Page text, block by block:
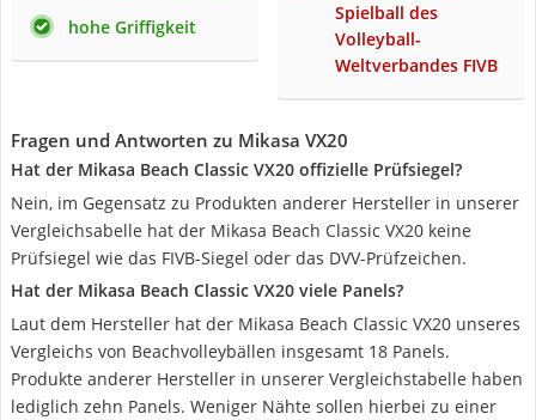
hohe Griffigkeit
Spielball des
Volleyball-
Weltverbandes FIVB
Fragen und Antworten zu Mikasa VX20
Hat der Mikasa Beach Classic VX20 offizielle Prüfsiegel?
Nein, im Gegensatz zu Produkten anderer Hersteller in unserer
Vergleichsabelle hat der Mikasa Beach Classic VX20 keine
Prüfsiegel wie das FIVB-Siegel oder das DVV-Prüfzeichen.
Hat der Mikasa Beach Classic VX20 viele Panels?
Laut dem Hersteller hat der Mikasa Beach Classic VX20 unseres
Vergleichs von Beachvolleybällen insgesamt 18 Panels.
Produkte anderer Hersteller in unserer Vergleichstabelle haben
lediglich zehn Panels. Weniger Nähte sollen hierbei zu einer